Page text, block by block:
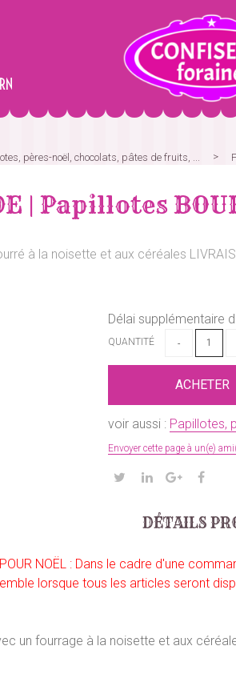
pères-noël, chocolats, pâtes de fruits, ...
| Papillotes
à la noisette et aux céréales
Délai supplémentaire
QUANTITÉ
voir aussi : Papillotes,
Envoyer cette page à un(e)
DÉTAILS
POUR NOËL : Dans le cadre d'une
lorsque tous les articles seront
un fourrage à la noisette et aux